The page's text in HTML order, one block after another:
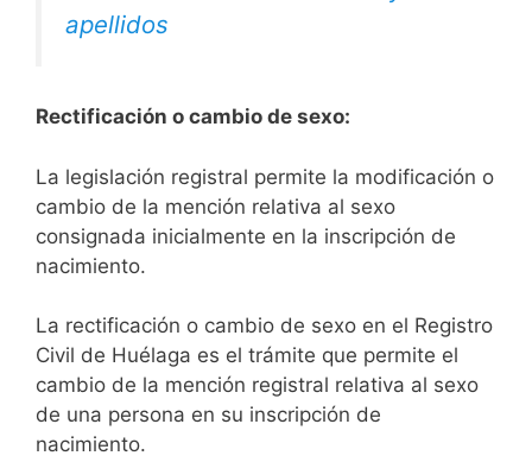
apellidos
Rectificación o cambio de sexo:
La legislación registral permite la modificación o
cambio de la mención relativa al sexo
consignada inicialmente en la inscripción de
nacimiento.
La rectificación o cambio de sexo en el Registro
Civil de Huélaga es el trámite que permite el
cambio de la mención registral relativa al sexo
de una persona en su inscripción de
nacimiento.